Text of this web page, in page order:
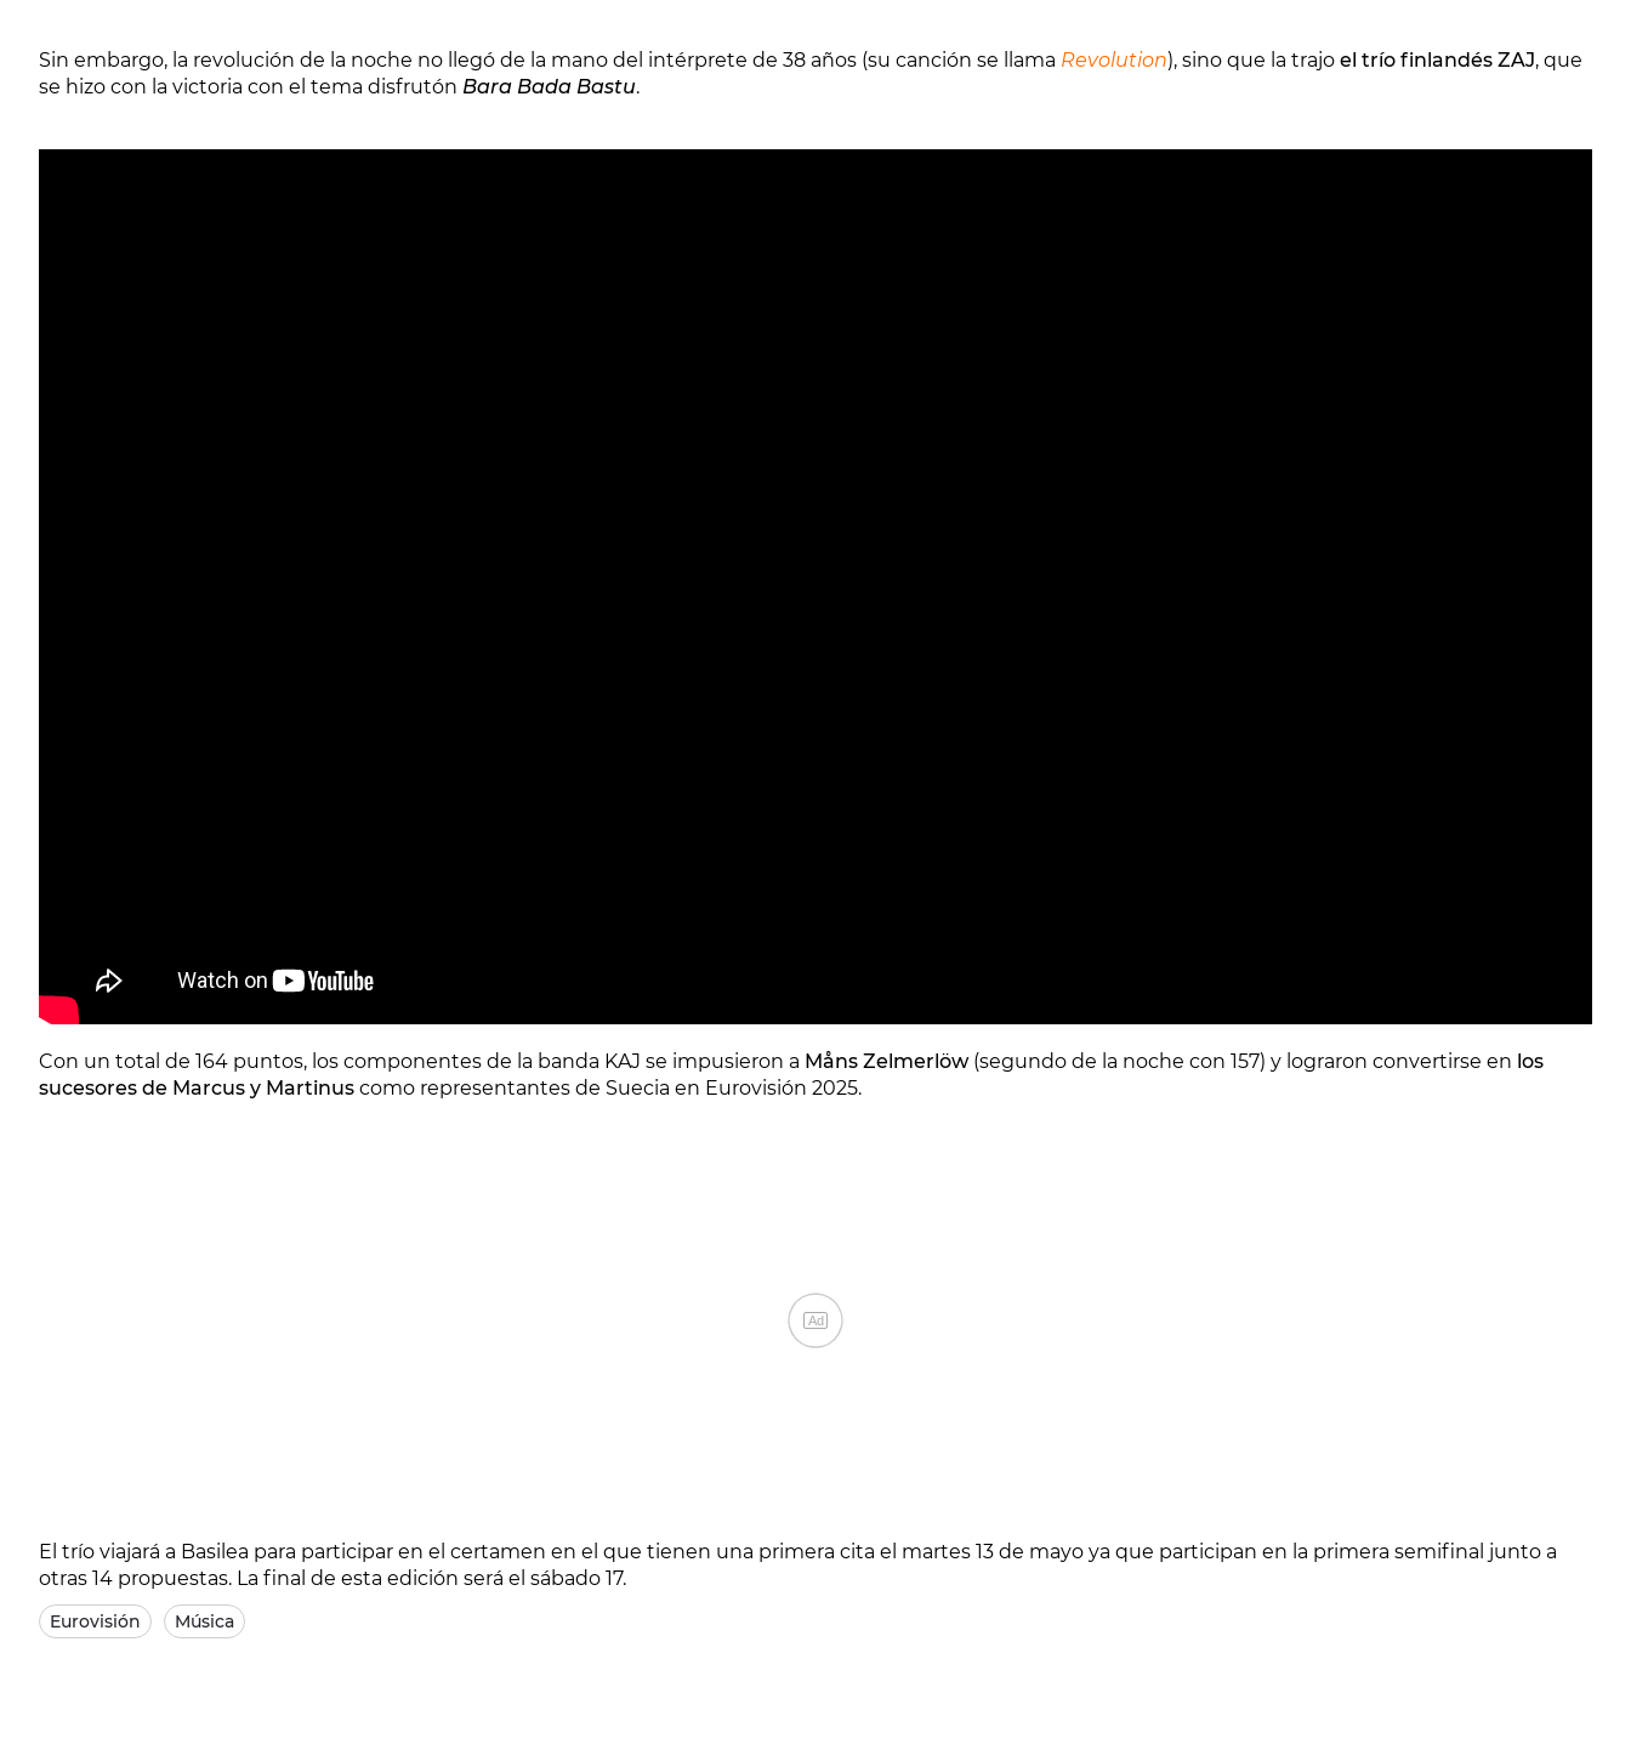
Sin embargo, la revolución de la noche no llegó de la mano del intérprete de 38 años (su canción se llama Revolution), sino que la trajo el trío finlandés ZAJ, que
se hizo con la victoria con el tema disfrutón Bara Bada Bastu.
Con un total de 164 puntos, los componentes de la banda KAJ se impusieron a Måns Zelmerlöw (segundo de la noche con 157) y lograron convertirse en los
sucesores de Marcus y Martinus como representantes de Suecia en Eurovisión 2025.
Ad
El trío viajará a Basilea para participar en el certamen en el que tienen una primera cita el martes 13 de mayo ya que participan en la primera semifinal junto a
otras 14 propuestas. La final de esta edición será el sábado 17.
Eurovisión Música